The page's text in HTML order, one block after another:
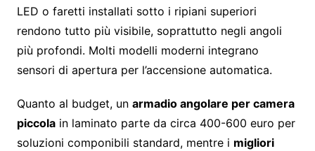
LED o faretti installati sotto i ripiani superiori
rendono tutto più visibile, soprattutto negli angoli
più profondi. Molti modelli moderni integrano
sensori di apertura per l’accensione automatica.
Quanto al budget, un armadio angolare per camera
piccolain laminato parte da circa 400-600 euro per
soluzioni componibili standard, mentre i migliori